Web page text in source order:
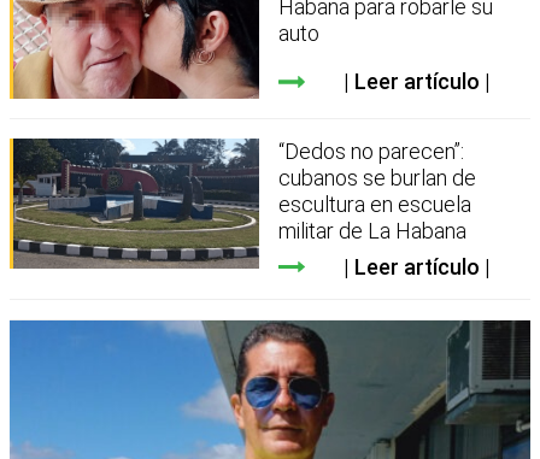
Habana para robarle su
auto
Leer artículo
“Dedos no parecen”:
cubanos se burlan de
escultura en escuela
militar de La Habana
Leer artículo